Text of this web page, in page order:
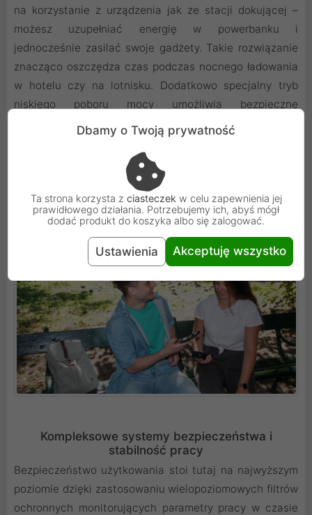
na korzystanie z urządzenia jak ze stacji dokującej –
możesz uzupełniać energię w powerbanku i
jednocześnie zasilać swoje gadżety. Takie rozwiązanie
znacząco oszczędza czas podczas nocnego ładowania
w hotelu czy na lotnisku. Dodatkowo specjalny tryb
niskiego poboru mocy umożliwia bezpieczne
uzupełnianie energii w drobnej elektronice, takiej jak
Zapobiega to automatycznemu wyłączaniu się
magazynu energii przy wykryciu małego natężenia
prądu, co jest kluczowe dla pełnej wszechstronności
sprzętu.
Kompleksowe systemy bezpieczeństwa i
stabilność pracy
Bezpieczeństwo użytkowania stoi tutaj na najwyższym
poziomie dzięki zastosowaniu wielopoziomowych filtrów
ochronnych monitorujących parametry pracy w czasie
Dbamy o Twoją prywatność
Ta strona korzysta z ciasteczek w celu zapewnienia jej
prawidłowego działania. Potrzebujemy ich, abyś mógł
dodać produkt do koszyka albo się zalogować.
Ustawienia Akceptuję wszystko